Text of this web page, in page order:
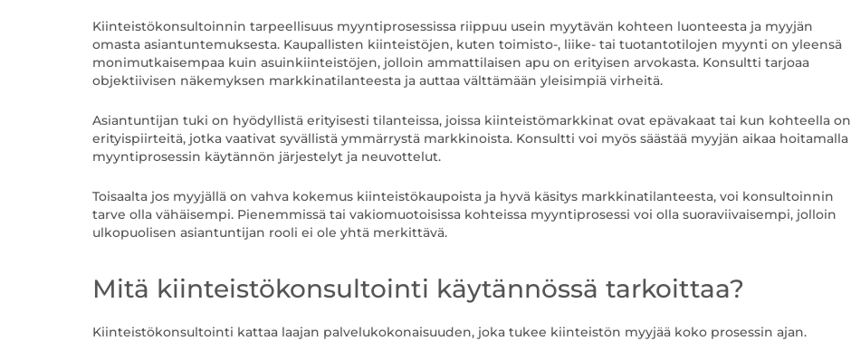
Kiinteistökonsultoinnin tarpeellisuus myyntiprosessissa riippuu usein myytävän kohteen luonteesta ja myyjän
omasta asiantuntemuksesta. Kaupallisten kiinteistöjen, kuten toimisto-, liike- tai tuotantotilojen myynti on yleensä
monimutkaisempaa kuin asuinkiinteistöjen, jolloin ammattilaisen apu on erityisen arvokasta. Konsultti tarjoaa
objektiivisen näkemyksen markkinatilanteesta ja auttaa välttämään yleisimpiä virheitä.
Asiantuntijan tuki on hyödyllistä erityisesti tilanteissa, joissa kiinteistömarkkinat ovat epävakaat tai kun kohteella on
erityispiirteitä, jotka vaativat syvällistä ymmärrystä markkinoista. Konsultti voi myös säästää myyjän aikaa hoitamalla
myyntiprosessin käytännön järjestelyt ja neuvottelut.
Toisaalta jos myyjällä on vahva kokemus kiinteistökaupoista ja hyvä käsitys markkinatilanteesta, voi konsultoinnin
tarve olla vähäisempi. Pienemmissä tai vakiomuotoisissa kohteissa myyntiprosessi voi olla suoraviivaisempi, jolloin
ulkopuolisen asiantuntijan rooli ei ole yhtä merkittävä.
Mitä kiinteistökonsultointi käytännössä tarkoittaa?
Kiinteistökonsultointi kattaa laajan palvelukokonaisuuden, joka tukee kiinteistön myyjää koko prosessin ajan.